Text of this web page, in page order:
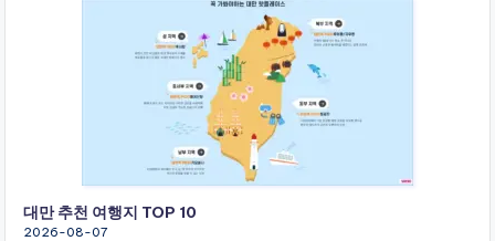
대만 추천 여행지 TOP 10
2026-08-07